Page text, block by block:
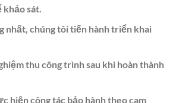
sát.
nhất, chúng tôi tiến hành triển khai
thu công trình sau khi hoàn thành
hiện công tác bảo hành theo cam